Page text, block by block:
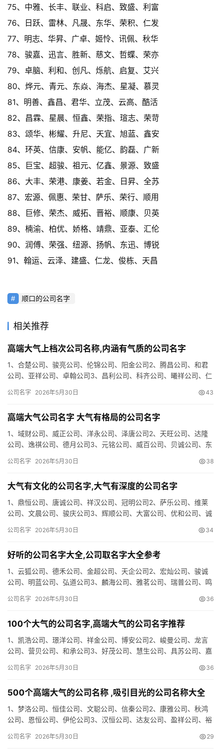
75、中雅、长丰、联业、科启、致盛、利富
76、日跃、雷林、凡晟、东华、荣积、仁发
77、明志、华昇、广卓、姬怜、讯佩、秋华
78、骏嘉、迅言、胜新、慈文、哲蝶、荣亦
79、卓脑、利和、创凡、烁航、启复、艾兴
80、烨元、青元、东焱、海杰、星凝、慕灵
81、明善、鑫昌、君华、立茂、云高、酷活
82、昌霖、星晨、恒鑫、荣指、瑄志、荣苛
83、颂华、彬耀、升尼、天宜、旭蓝、鑫安
84、环英、信康、安帆、能亿、韵磊、广新
85、巨宝、超骏、祖元、亿鑫、景源、致盛
86、大丰、荣港、康姜、若金、日昇、全苏
87、宏源、佩惠、荣甘、萨乐、荣行、顺用
88、巨修、荣杰、威拓、晋裕、顺康、贝英
89、楠渝、柏优、娇格、靖鼎、亚泰、汇伦
90、润傅、荣强、纽源、扬帆、东迅、博锐
91、翰运、云泽、建盛、仁龙、俊栋、天昌
顺口的公司名字
相关推荐
高端大气上档次公司名称,内涵有气质的公司名字
1、合楚公司、骏亮公司、伦锦公司、阳金公司2、腾昌公司、和君
公司、亚祥公司、卓翰公司3、昌利公司、科齐公司、曦祥公司、仁
司…
公司名字 2026年5月30日 43
高端大气公司名字 大气有格局的公司名字
1、域财公司、威正公司、洋永公司、泽唐公司2、天旺公司、达隆
公司、逸祺公司、德月公司3、元铭公司、威百公司、贝诚公司、东
司…
公司名字 2026年5月30日 38
大气有文化的公司名字,大气有深度的公司名字
1、鼎恒公司、唐诚公司、祥汉公司、冠明公司2、萨乐公司、维莱
公司、文晨公司、骏庆公司3、辉顺公司、大富公司、优和公司、诚
司…
公司名字 2026年5月30日 34
好听的公司名字大全,公司取名字大全参考
1、云狐公司、德禾公司、金超公司、天企公司2、宏灿公司、骏诚
公司、明蓝公司、弘道公司3、麟海公司、雅茗公司、瑞普公司、鸣
司…
公司名字 2026年5月30日 36
100个大气的公司名字,高端大气的公司名字推荐
1、凯浩公司、璟洋公司、祥金公司、博安公司2、峻曼公司、龙言
公司、营贝公司、和承公司3、好茂公司、慧生公司、具苏公司、嘉
司…
公司名字 2026年5月30日 36
500个高端大气的公司名称 ,吸引目光的公司名称大全
1、梦洛公司、恒佳公司、文聪公司、信秦公司2、康雅公司、秋鸿
公司、恩恒公司、伊伦公司3、汉恒公司、达友公司、盈祥公司、裕
司…
公司名字 2026年5月30日 29